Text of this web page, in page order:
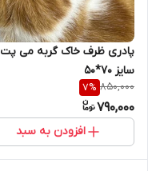
پادری ظرف خاک گربه می پت
سایز 70*50
850,000
7%
790,000
افزودن به سبد